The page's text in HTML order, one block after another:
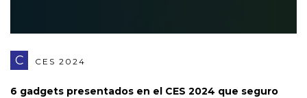
C CES 2024
6 gadgets presentados en el CES 2024 que seguro